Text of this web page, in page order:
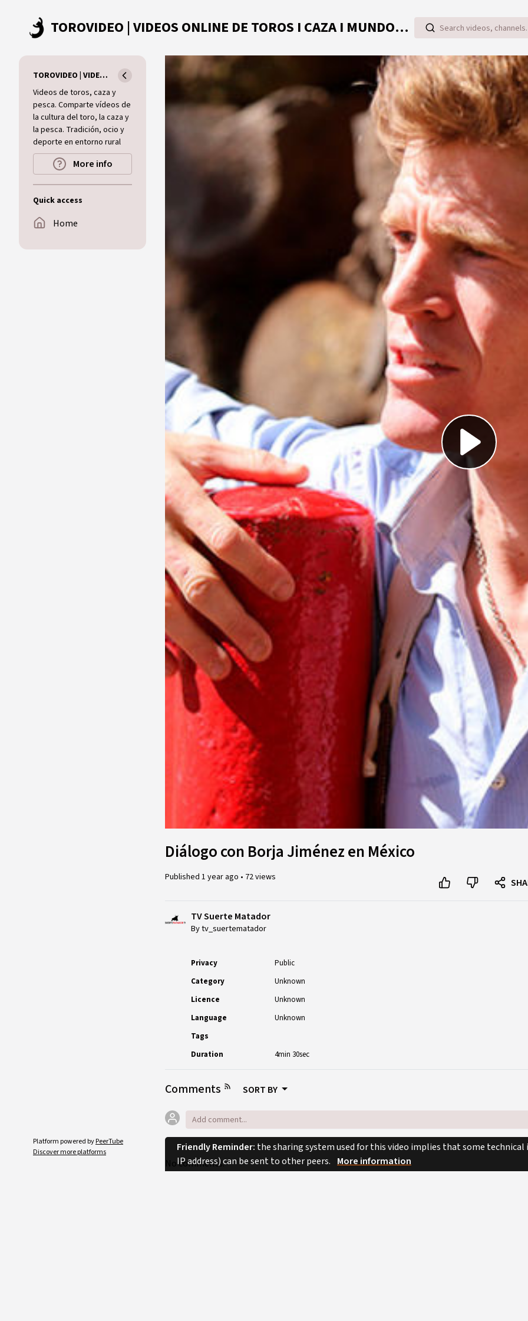
TOROVIDEO | VIDEOS ONLINE DE TOROS I CAZA I MUNDO RURAL
TOROVIDEO | VIDEOS ONLINE DE TOROS I CAZA I MUNDO RURAL
Videos de toros, caza y
pesca. Comparte vídeos de
la cultura del toro, la caza y
la pesca. Tradición, ocio y
deporte en entorno rural
More info
Quick access
Home
Platform powered byPeerTube
Discover more platforms
Diálogo con Borja Jiménez en México
Published 1 year ago • 72 views
TV Suerte Matador
By tv_suertematador
Privacy
Public
Category
Unknown
Licence
Unknown
Language
Unknown
Tags
Duration
4min 30sec
Comments SORT BY
No comments.
Friendly Reminder: the sharing system used for this video implies that some
IP address) can be sent to other peers. More information